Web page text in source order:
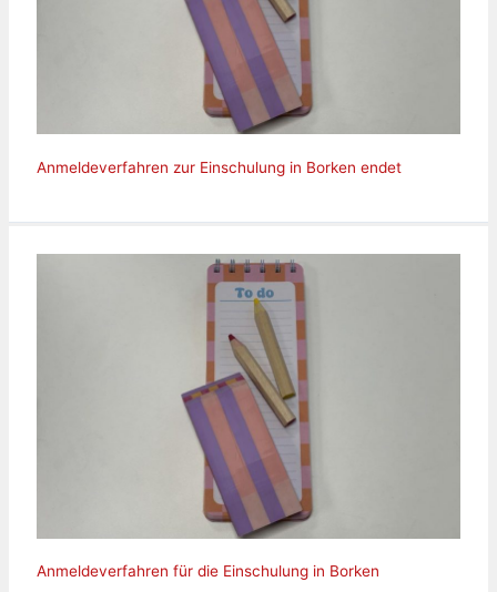
Anmeldeverfahren zur Einschulung in Borken endet
Anmeldeverfahren für die Einschulung in Borken